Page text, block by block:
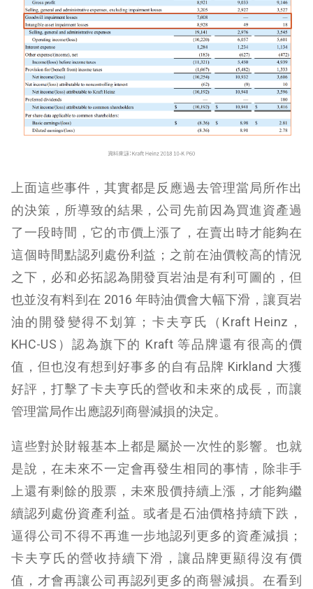
上面這些事件，其實都是反應過去管理當局所作出
的決策，所導致的結果，公司先前因為買進資產過
了一段時間，它的市價上漲了，在賣出時才能夠在
這個時間點認列處份利益；之前在油價較高的情況
之下，必和必拓認為開發頁岩油是有利可圖的，但
也並沒有料到在 2016 年時油價會大幅下滑，讓頁岩
油的開發變得不划算；卡夫亨氏（Kraft Heinz，
KHC-US）認為旗下的 Kraft 等品牌還有很高的價
值，但也沒有想到好事多的自有品牌 Kirkland 大獲
好評，打擊了卡夫亨氏的營收和未來的成長，而讓
管理當局作出應認列商譽減損的決定。
這些對於財報基本上都是屬於一次性的影響。也就
是說，在未來不一定會再發生相同的事情，除非手
上還有剩餘的股票，未來股價持續上漲，才能夠繼
續認列處份資產利益。或者是石油價格持續下跌，
逼得公司不得不再進一步地認列更多的資產減損；
卡夫亨氏的營收持續下滑，讓品牌更顯得沒有價
值，才會再讓公司再認列更多的商譽減損。在看到